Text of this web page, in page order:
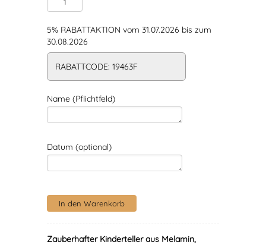
5% RABATTAKTION vom 31.07.2026 bis zum
30.08.2026
RABATTCODE: 19463F
Name (Pflichtfeld)
Datum (optional)
Zauberhafter Kinderteller aus Melamin,